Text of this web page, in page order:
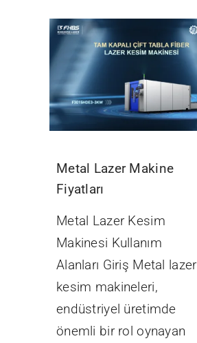
Metal Lazer Makine
Fiyatları
Metal Lazer Kesim
Makinesi Kullanım
Alanları Giriş Metal lazer
kesim makineleri,
endüstriyel üretimde
önemli bir rol oynayan